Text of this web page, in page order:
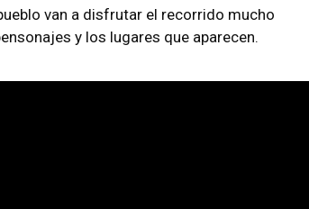
van a disfrutar el recorrido mucho
y los lugares que aparecen.